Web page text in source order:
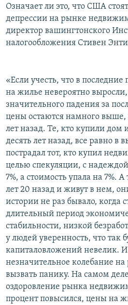
Означает ли это, что США
депрессии на рынке
директор вашингтонского
налогообложения Стивен
«Если учесть, что в
на жилье невероятно выросли,
значительного падения за
цены остаются намного
лет назад. Те, кто купили дом
десять лет назад, все равно
пострадал тот, кто купил
целью спекуляции, с
7%, а стоимость упала на 7%.
лет 20 назад и живут в нем,
истории не раз бывало, когда
длительный период
стабильности, низкой
у людей уверенность, что так
капиталовложений невелик. И
незначительное колебание
вызвать панику. На самом
оздоровление рынка
процент повысился, цены на